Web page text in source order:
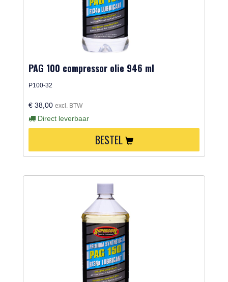
PAG 100 compressor olie 946 ml
P100-32
€ 38,00 excl. BTW
Direct leverbaar
BESTEL